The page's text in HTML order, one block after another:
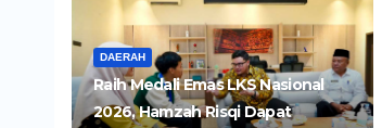
DAERAH
Raih Medali Emas LKS Nasional
2026, Hamzah Risqi Dapat